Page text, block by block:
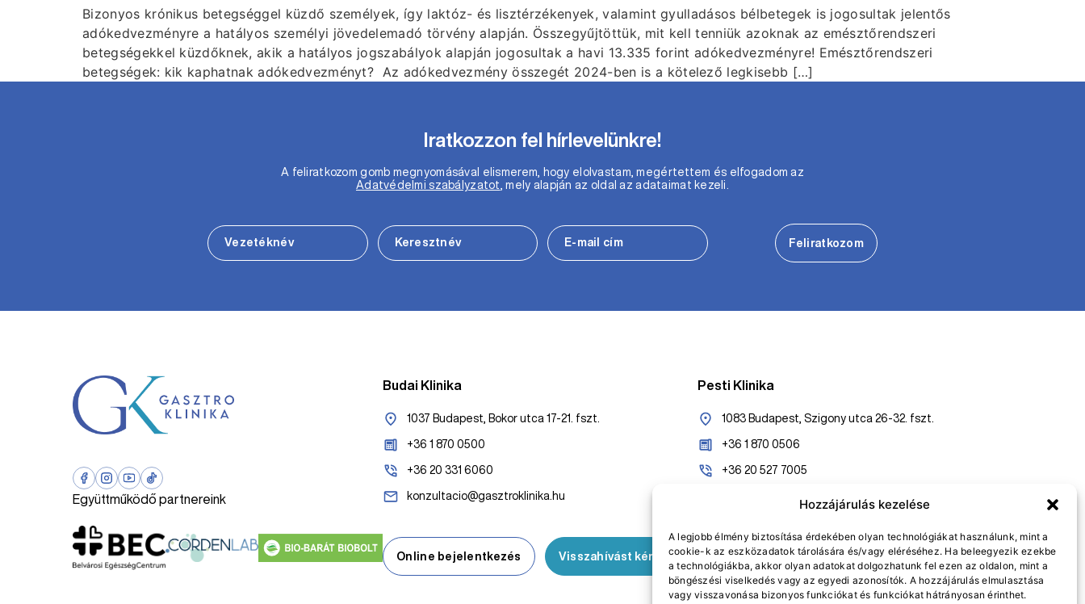
Hozzájárulás kezelése
A legjobb élmény biztosítása érdekében olyan technológiákat használunk, mint a
cookie-k az eszközadatok tárolására és/vagy eléréséhez. Ha beleegyezik ezekbe
a technológiákba, akkor olyan adatokat dolgozhatunk fel ezen az oldalon, mint a
böngészési viselkedés vagy az egyedi azonosítók. A hozzájárulás elmulasztása
vagy visszavonása bizonyos funkciókat és funkciókat hátrányosan érinthet.
Bizonyos krónikus betegséggel küzdő személyek, így laktóz- és lisztérzékenyek, valamint gyulladásos bélbetegek is jogosultak jelentős
adókedvezményre a hatályos személyi jövedelemadó törvény alapján. Összegyűjtöttük, mit kell tenniük azoknak az emésztőrendszeri
betegségekkel küzdőknek, akik a hatályos jogszabályok alapján jogosultak a havi 13.335 forint adókedvezményre! Emésztőrendszeri
betegségek: kik kaphatnak adókedvezményt? Az adókedvezmény összegét 2024-ben is a kötelező legkisebb […]
Iratkozzon fel hírlevelünkre!
A feliratkozom gomb megnyomásával elismerem, hogy elolvastam, megértettem és elfogadom az
Adatvédelmi szabályzatot , mely alapján az oldal az adataimat kezeli.
Feliratkozom
Együttműködő partnereink
Budai Klinika
1037 Budapest, Bokor utca 17-21. fszt.
+36 1 870 0500
+36 20 331 6060
konzultacio@gasztroklinika.hu
Online bejelentkezés Visszahívást kérek
Pesti Klinika
1083 Budapest, Szigony utca 26-32. fszt.
+36 1 870 0506
+36 20 527 7005
Online bejelentkezés Visszahívást kérek